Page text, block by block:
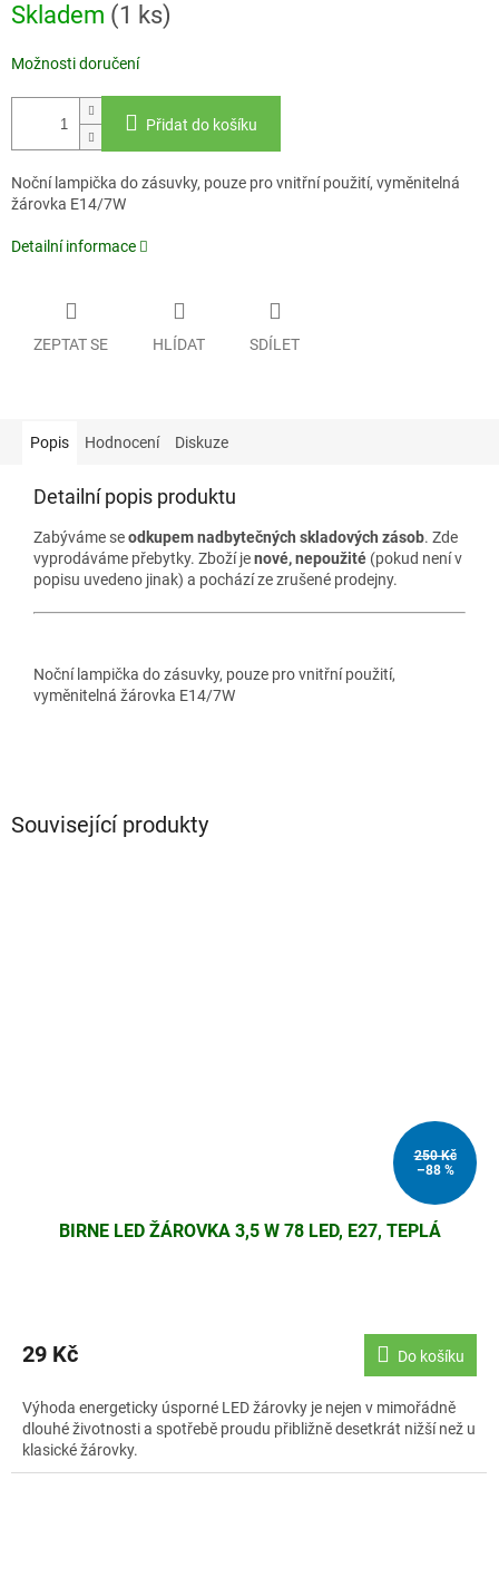
cena:
Skladem (1 ks)
Možnosti doručení
Přidat do košíku
Noční lampička do zásuvky, pouze pro vnitřní použití, vyměnitelná
žárovka E14/7W
Detailní informace
ZEPTAT SE HLÍDAT SDÍLET
Popis Hodnocení Diskuze
Detailní popis produktu
Zabýváme seodkupem nadbytečných skladových zásob. Zde
vyprodáváme přebytky. Zboží jenové, nepoužité (pokud není v
popisu uvedeno jinak) a pochází ze zrušené prodejny.
Noční lampička do zásuvky, pouze pro vnitřní použití,
vyměnitelná žárovka E14/7W
Související produkty
250 Kč
–88 %
BIRNE LED ŽÁROVKA 3,5 W 78 LED, E27, TEPLÁ
29 Kč Do košíku
Výhoda energeticky úsporné LED žárovky je nejen v mimořádně
dlouhé životnosti a spotřebě proudu přibližně desetkrát nižší než u
klasické žárovky.